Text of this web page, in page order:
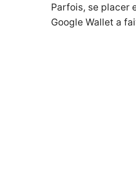
Parfois, se placer
Google Wallet a